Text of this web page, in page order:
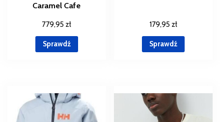
Caramel Cafe
779,95 zł
Sprawdź
179,95 zł
Sprawdź